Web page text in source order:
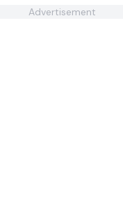
Advertisement